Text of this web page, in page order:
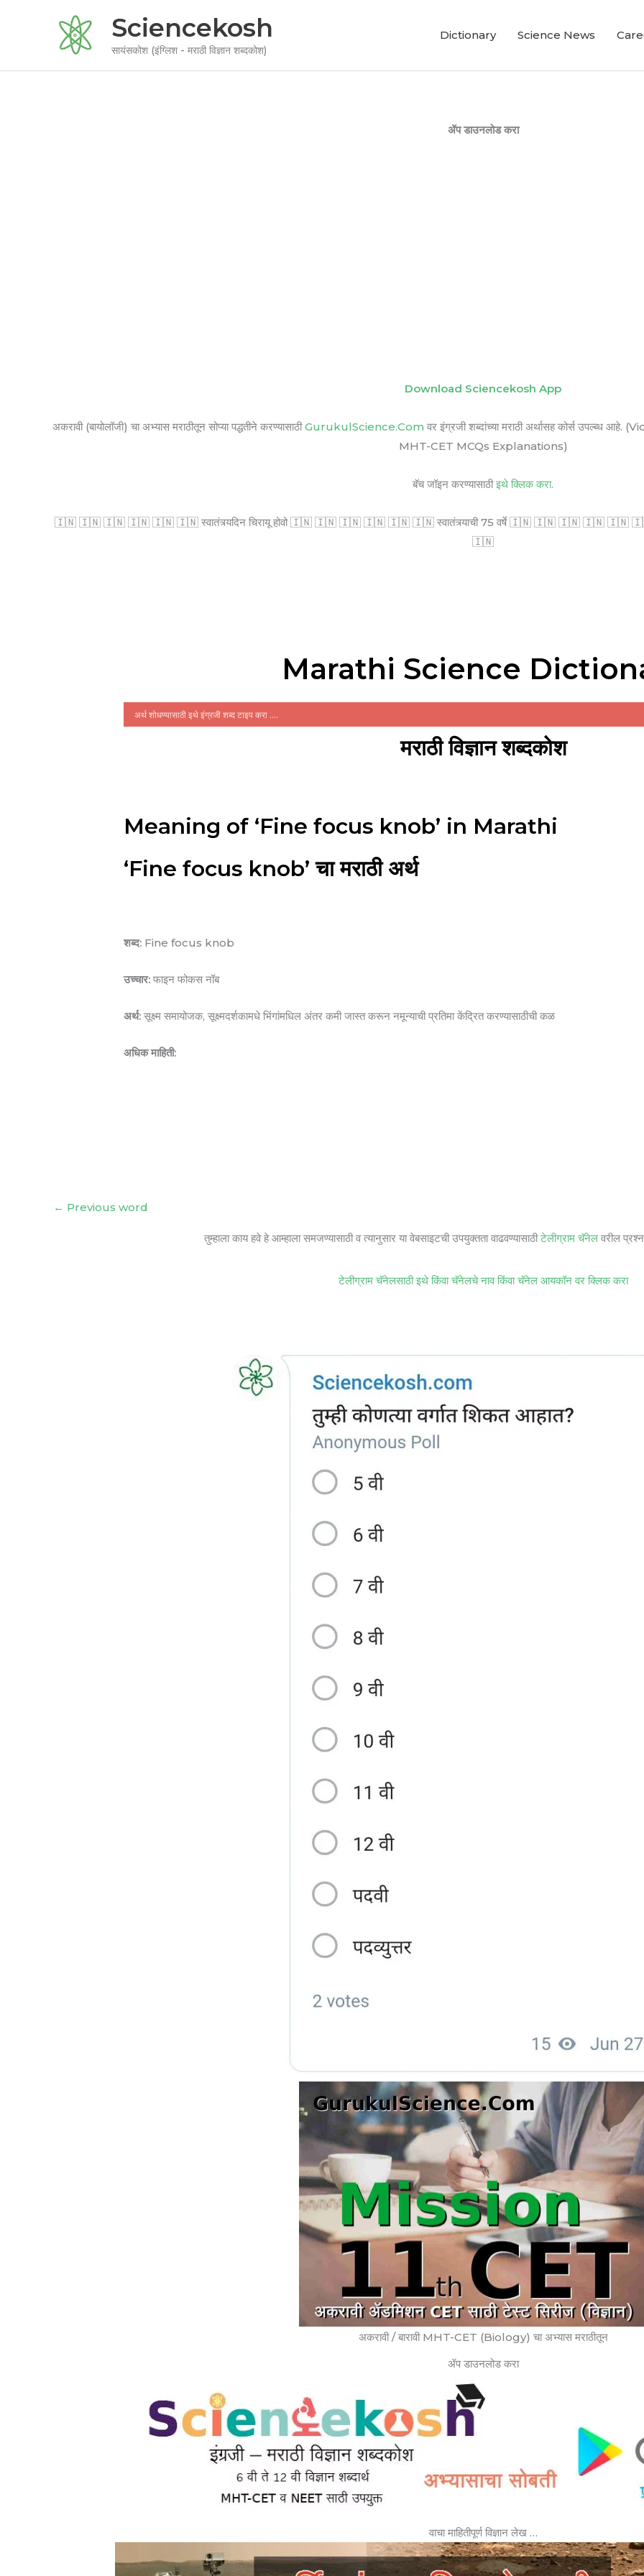
Sciencekosh
सायंसकोश (इंग्लिश - मराठी विज्ञान शब्दकोश)
Dictionary Science News
ॲप डाउनलोड करा
Download Sciencekosh App
अकरावी (बायोलॉजी) चा अभ्यास मराठीतून सोप्या पद्धतीने करण्यासाठीGurukulScience.Com वर इंग्रजी शब्दांच्या मराठी अर्थासह कोर्स
MHT-CET MCQs Explanations)
बॅच जॉइन करण्यासाठीइथे क्लिक करा.
🇮🇳 🇮🇳 🇮🇳 🇮🇳 🇮🇳 🇮🇳 स्वातंत्र्यदिन चिरायू होवो 🇮🇳 🇮🇳 🇮🇳 🇮🇳 🇮🇳 🇮🇳 स्वातंत्र्याची 75 वर्षे 🇮🇳 🇮🇳 🇮🇳 🇮🇳 🇮🇳 🇮🇳
🇮🇳
Marathi Science
मराठी विज्ञान शब्दकोश
Meaning of ‘Fine focus knob’ in Marathi
‘Fine focus knob’ चा मराठी अर्थ
शब्द: Fine focus knob
उच्चार: फाइन फोकस नॉब
अर्थ: सूक्ष्म समायोजक, सूक्ष्मदर्शकामधे भिंगांमधिल अंतर कमी जास्त करून नमून्याची प्रतिमा केंद्रित करण्यासाठीची कळ
अधिक माहिती:
← Previous word
तुम्हाला काय हवे हे आम्हाला समजण्यासाठी व त्यानुसार या वेबसाइटची उपयुक्तता वाढवण्यासाठीटेलीग्राम चॅनेल वरील
टेलीग्राम चॅनेलसाठी इथे किंवा चॅनेलचे नाव किंवा चॅनेल आयकॉन वर क्लिक करा
अकरावी / बारावी MHT-CET (Biology) चा अभ्यास मराठीतून
ॲप डाउनलोड करा
वाचा माहितीपूर्ण विज्ञान लेख …